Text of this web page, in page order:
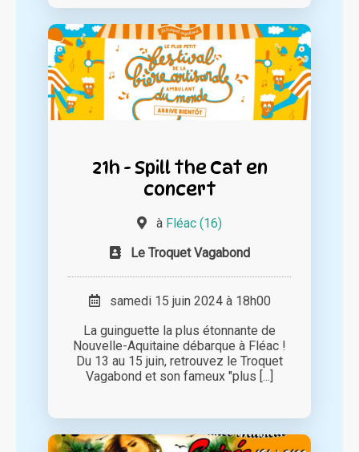
21h - Spill the Cat en
concert
à Fléac (16)
Le Troquet Vagabond
samedi 15 juin 2024 à 18h00
La guinguette la plus étonnante de
Nouvelle-Aquitaine débarque à Fléac !
Du 13 au 15 juin, retrouvez le Troquet
Vagabond et son fameux "plus [...]